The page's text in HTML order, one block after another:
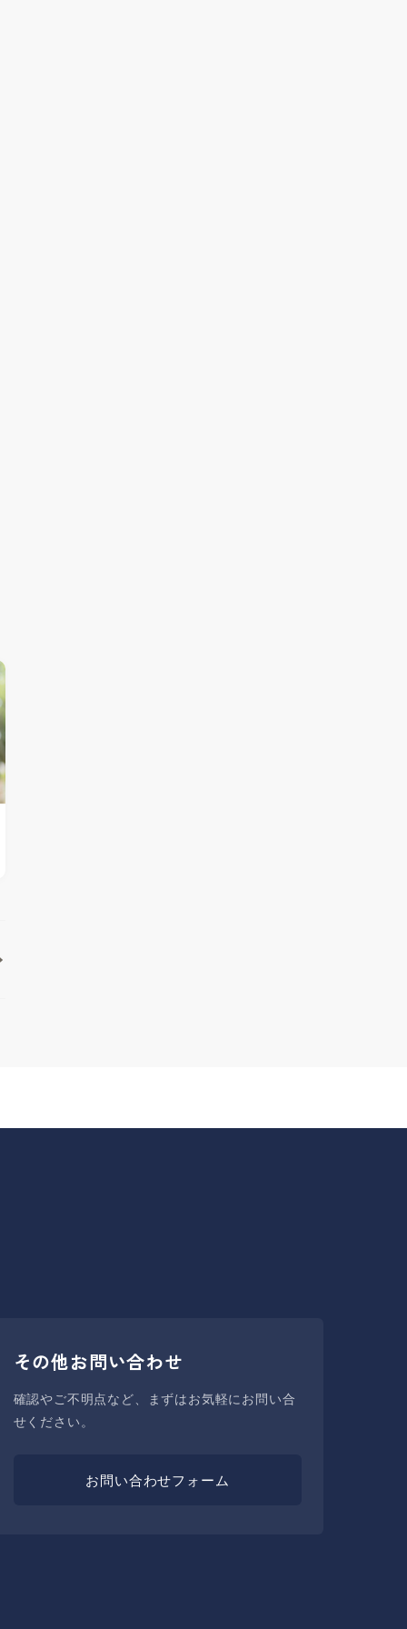
その他お問い合わせ
確認やご不明点など、まずはお気軽にお問い合
せください。
お問い合わせフォーム